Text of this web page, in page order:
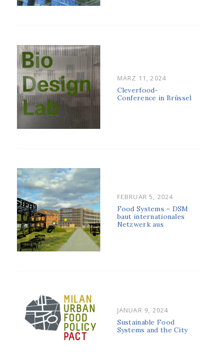
POSTED
ON
MÄRZ 11, 2024
Cleverfood-
Conference in Brüssel
POSTED
ON
FEBRUAR 5, 2024
Food Systems – DSM
baut internationales
Netzwerk aus
POSTED
ON
JANUAR 9, 2024
Sustainable Food
Systems and the City